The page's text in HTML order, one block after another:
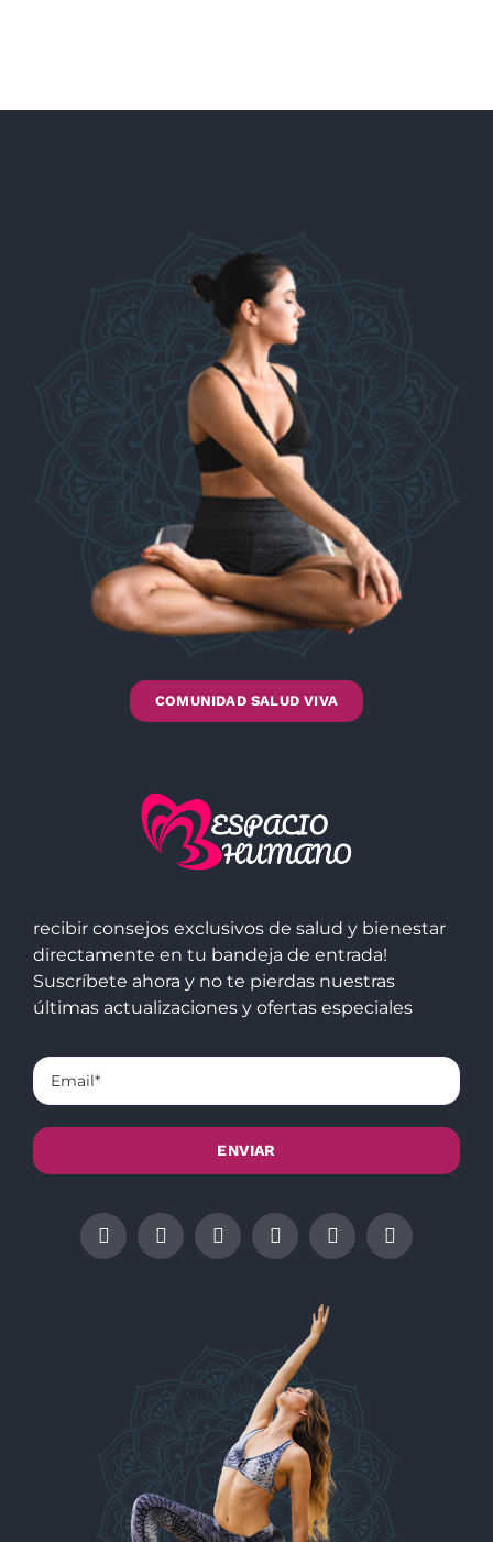
COMUNIDAD SALUD VIVA
recibir consejos exclusivos de salud y bienestar
directamente en tu bandeja de entrada!
Suscríbete ahora y no te pierdas nuestras
últimas actualizaciones y ofertas especiales